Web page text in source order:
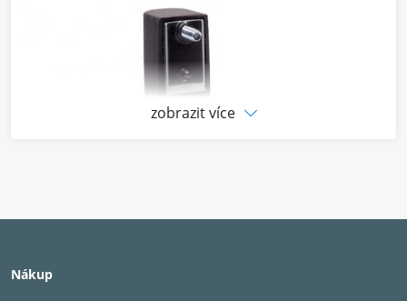
zobrazit více
Nákup